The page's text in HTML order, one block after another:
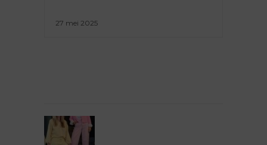
27 mei 2025